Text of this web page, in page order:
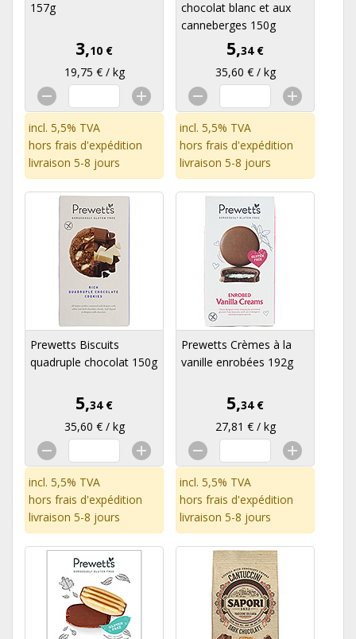
157g
3,10 €
19,75 € / kg
incl. 5,5% TVA
hors frais d'expédition
livraison 5-8 jours
chocolat blanc et aux
canneberges 150g
5,34 €
35,60 € / kg
incl. 5,5% TVA
hors frais d'expédition
livraison 5-8 jours
Prewetts Biscuits
quadruple chocolat 150g
5,34 €
35,60 € / kg
incl. 5,5% TVA
hors frais d'expédition
livraison 5-8 jours
Prewetts Crèmes à la
vanille enrobées 192g
5,34 €
27,81 € / kg
incl. 5,5% TVA
hors frais d'expédition
livraison 5-8 jours